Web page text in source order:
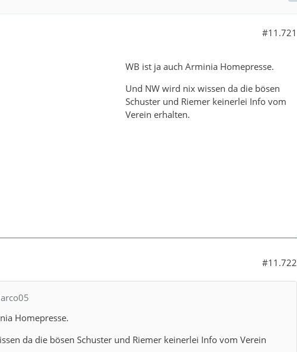
#11.721
WB ist ja auch Arminia Homepresse.
Und NW wird nix wissen da die bösen
Schuster und Riemer keinerlei Info vom
Verein erhalten.
#11.722
Homepresse.
da die bösen Schuster und Riemer keinerlei Info vom Verein